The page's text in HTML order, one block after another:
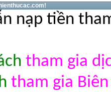
nạp tiền
tham gia
tham gia